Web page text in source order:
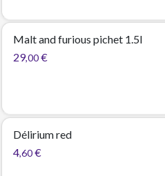
Malt and furious pichet 1.5l
29,00 €
Délirium red
4,60 €